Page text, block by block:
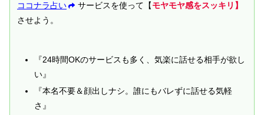
ココナラ占い
サービスを使って【モヤモヤ感をスッキリ】
させよう。
『24時間OKのサービスも多く、気楽に話せる相手が欲し
い』
『本名不要＆顔出しナシ。誰にもバレずに話せる気軽
さ』